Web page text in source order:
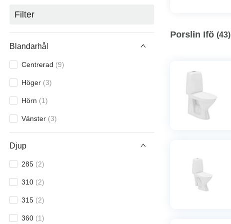
Filter
Blandarhål
Centrerad (9)
Höger (3)
Hörn (1)
Vänster (3)
Djup
285 (2)
310 (2)
315 (2)
360 (1)
Porslin Ifö (43)